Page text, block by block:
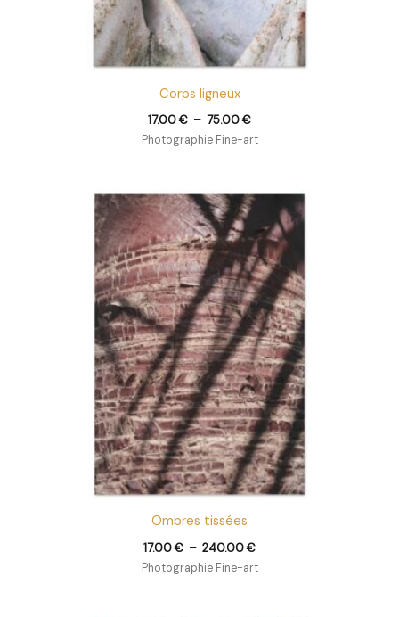
Corps ligneux
17.00€ – 75.00€
Photographie Fine-art
Ombres tissées
17.00€ – 240.00€
Plage
prix :
17.00 €
à
240.00 €
Photographie Fine-art